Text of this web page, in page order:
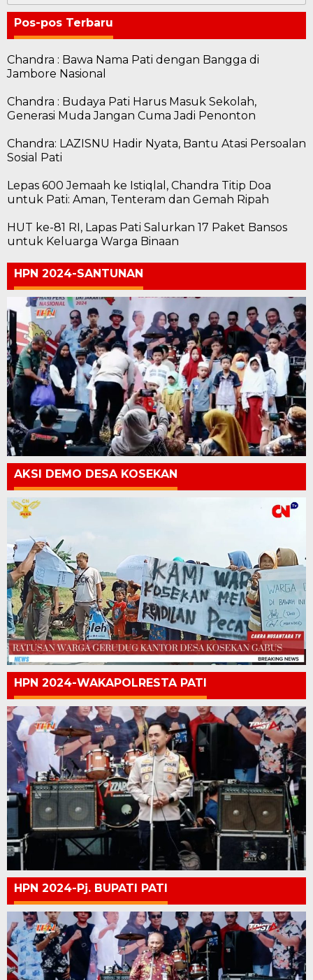
Pos-pos Terbaru
Chandra : Bawa Nama Pati dengan Bangga di
Jambore Nasional
Chandra : Budaya Pati Harus Masuk Sekolah,
Generasi Muda Jangan Cuma Jadi Penonton
Chandra: LAZISNU Hadir Nyata, Bantu Atasi Persoalan
Sosial Pati
Lepas 600 Jemaah ke Istiqlal, Chandra Titip Doa
untuk Pati: Aman, Tenteram dan Gemah Ripah
HUT ke-81 RI, Lapas Pati Salurkan 17 Paket Bansos
untuk Keluarga Warga Binaan
HPN 2024-SANTUNAN
AKSI DEMO DESA KOSEKAN
HPN 2024-WAKAPOLRESTA PATI
HPN 2024-Pj. BUPATI PATI